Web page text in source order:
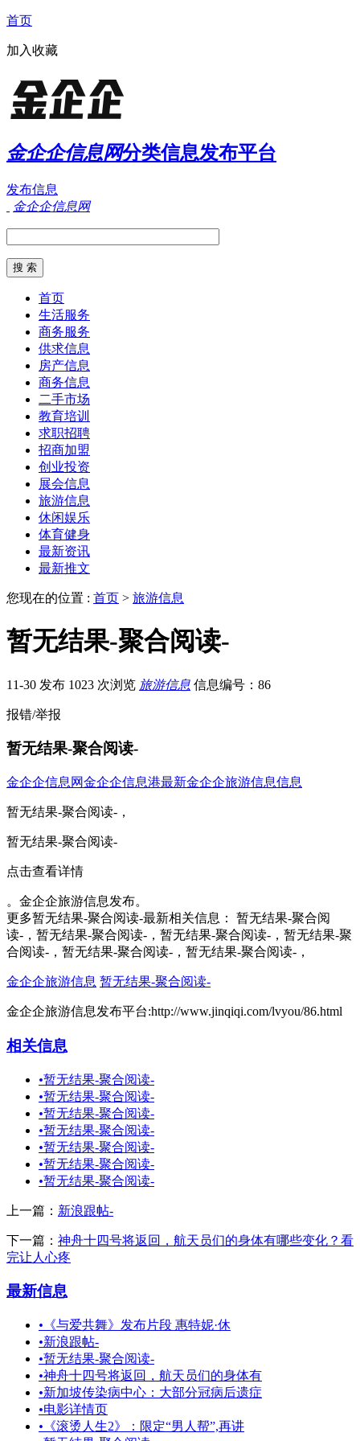
首页
加入收藏
金企企信息网分类信息发布平台
发布信息
金企企信息网
首页
生活服务
商务服务
供求信息
房产信息
商务信息
二手市场
教育培训
求职招聘
招商加盟
创业投资
展会信息
旅游信息
休闲娱乐
体育健身
最新资讯
最新推文
您现在的位置 : 首页 > 旅游信息
暂无结果-聚合阅读-
11-30 发布 1023 次浏览 旅游信息 信息编号：86
报错/举报
暂无结果-聚合阅读-
金企企信息网金企企信息港最新金企企旅游信息信息
暂无结果-聚合阅读-，
暂无结果-聚合阅读-
点击查看详情
。金企企旅游信息发布。
更多暂无结果-聚合阅读-最新相关信息： 暂无结果-聚合阅
读-，暂无结果-聚合阅读-，暂无结果-聚合阅读-，暂无结果-聚
合阅读-，暂无结果-聚合阅读-，暂无结果-聚合阅读-，
金企企旅游信息 暂无结果-聚合阅读-
金企企旅游信息发布平台:http://www.jinqiqi.com/lvyou/86.html
相关信息
•暂无结果-聚合阅读-
•暂无结果-聚合阅读-
•暂无结果-聚合阅读-
•暂无结果-聚合阅读-
•暂无结果-聚合阅读-
•暂无结果-聚合阅读-
•暂无结果-聚合阅读-
上一篇： 新浪跟帖-
下一篇： 神舟十四号将返回，航天员们的身体有哪些变化？看
完让人心疼
最新信息
• 《与爱共舞》发布片段 惠特妮·休
•新浪跟帖-
•暂无结果-聚合阅读-
•神舟十四号将返回，航天员们的身体有
•新加坡传染病中心：大部分冠病后遗症
•电影详情页
• 《滚烫人生2》：限定“男人帮”,再讲